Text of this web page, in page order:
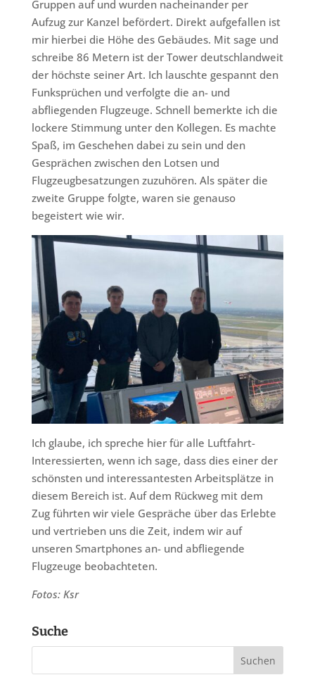
Gruppen auf und wurden nacheinander per
Aufzug zur Kanzel befördert. Direkt aufgefallen ist
mir hierbei die Höhe des Gebäudes. Mit sage und
schreibe 86 Metern ist der Tower deutschlandweit
der höchste seiner Art. Ich lauschte gespannt den
Funksprüchen und verfolgte die an- und
abfliegenden Flugzeuge. Schnell bemerkte ich die
lockere Stimmung unter den Kollegen. Es machte
Spaß, im Geschehen dabei zu sein und den
Gesprächen zwischen den Lotsen und
Flugzeugbesatzungen zuzuhören. Als später die
zweite Gruppe folgte, waren sie genauso
begeistert wie wir.
Ich glaube, ich spreche hier für alle Luftfahrt-
Interessierten, wenn ich sage, dass dies einer der
schönsten und interessantesten Arbeitsplätze in
diesem Bereich ist. Auf dem Rückweg mit dem
Zug führten wir viele Gespräche über das Erlebte
und vertrieben uns die Zeit, indem wir auf
unseren Smartphones an- und abfliegende
Flugzeuge beobachteten.
Fotos: Ksr
Suche